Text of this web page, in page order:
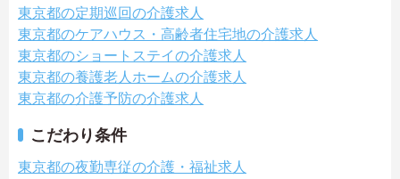
東京都の定期巡回の介護求人
東京都のケアハウス・高齢者住宅地の介護求人
東京都のショートステイの介護求人
東京都の養護老人ホームの介護求人
東京都の介護予防の介護求人
こだわり条件
東京都の夜勤専従の介護・福祉求人